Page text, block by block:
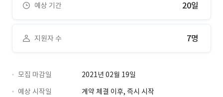
예상 기간 20일
지원자 수 7명
모집 마감일
2021년 02월 19일
예상 시작일
계약 체결 이후, 즉시 시작